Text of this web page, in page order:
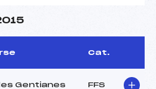
Cat.
Gentianes FFS